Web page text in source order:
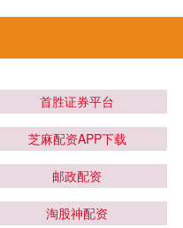
首胜证券平台
芝麻配资APP下载
邮政配资
淘股神配资